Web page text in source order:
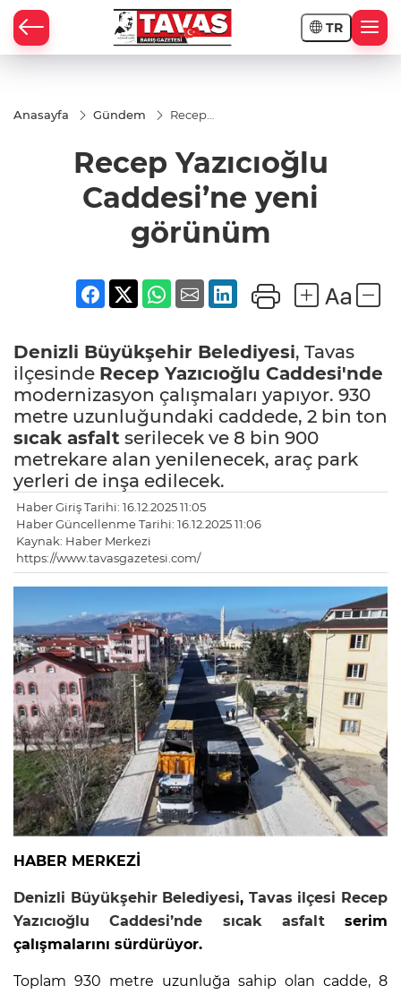
TR
Anasayfa Gündem
Recep
yeni
görünüm
Recep Yazıcıoğlu
Caddesi’ne yeni
görünüm
Denizli Büyükşehir Belediyesi, Tavas
ilçesinde Recep Yazıcıoğlu Caddesi'nde
modernizasyon çalışmaları yapıyor. 930
metre uzunluğundaki caddede, 2 bin ton
sıcak asfalt serilecek ve 8 bin 900
metrekare alan yenilenecek, araç park
yerleri de inşa edilecek.
Haber Giriş Tarihi: 16.12.2025 11:05
Haber Güncellenme Tarihi: 16.12.2025 11:06
Kaynak: Haber Merkezi
https://www.tavasgazetesi.com/
HABER MERKEZİ
Denizli Büyükşehir Belediyesi, Tavas ilçesi Recep
Yazıcıoğlu Caddesi’nde
sıcak asfaltserim
çalışmalarını sürdürüyor.
Toplam 930 metre uzunluğa sahip olan cadde, 8